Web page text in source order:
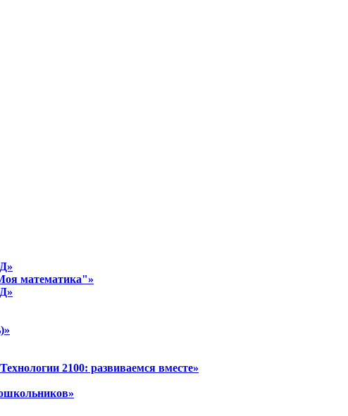
математика"»
2100: развиваемся вместе»